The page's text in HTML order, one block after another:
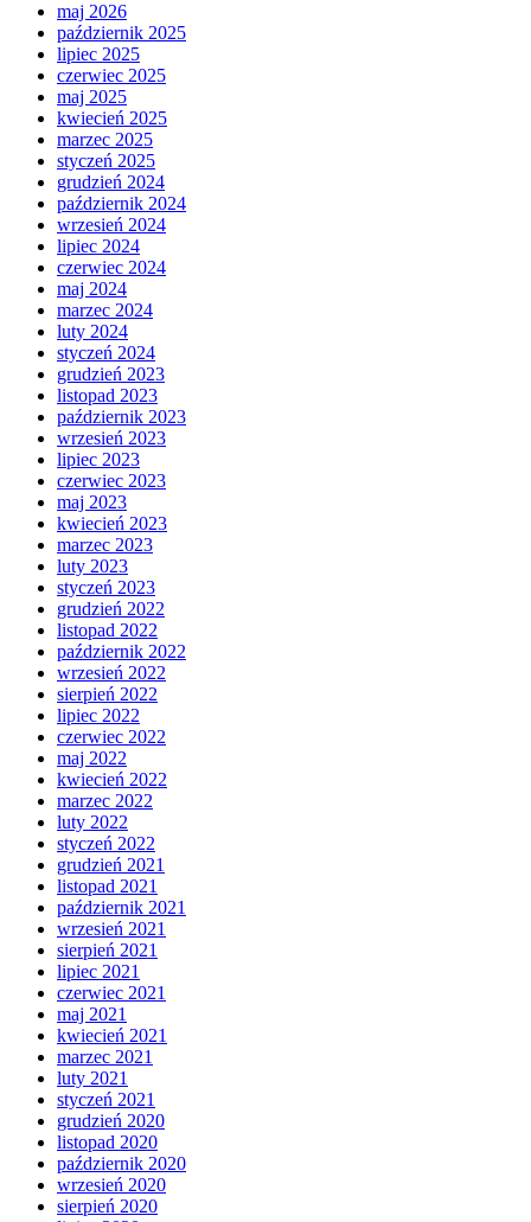
maj 2026
październik 2025
lipiec 2025
czerwiec 2025
maj 2025
kwiecień 2025
marzec 2025
styczeń 2025
grudzień 2024
październik 2024
wrzesień 2024
lipiec 2024
czerwiec 2024
maj 2024
marzec 2024
luty 2024
styczeń 2024
grudzień 2023
listopad 2023
październik 2023
wrzesień 2023
lipiec 2023
czerwiec 2023
maj 2023
kwiecień 2023
marzec 2023
luty 2023
styczeń 2023
grudzień 2022
listopad 2022
październik 2022
wrzesień 2022
sierpień 2022
lipiec 2022
czerwiec 2022
maj 2022
kwiecień 2022
marzec 2022
luty 2022
styczeń 2022
grudzień 2021
listopad 2021
październik 2021
wrzesień 2021
sierpień 2021
lipiec 2021
czerwiec 2021
maj 2021
kwiecień 2021
marzec 2021
luty 2021
styczeń 2021
grudzień 2020
listopad 2020
październik 2020
wrzesień 2020
sierpień 2020